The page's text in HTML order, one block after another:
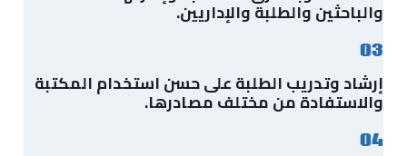
والباحثين والطلبة والإداريين.
03
إرشاد وتدريب الطلبة على حسن استخدام المكتبة
والاستفادة من مختلف مصادرها.
04